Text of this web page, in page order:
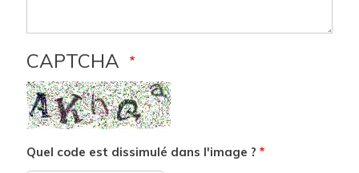
CAPTCHA
Quel code est dissimulé dans l'image ?